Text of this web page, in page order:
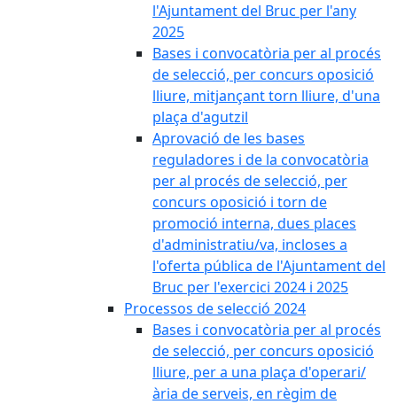
l'Ajuntament del Bruc per l'any
2025
Bases i convocatòria per al procés
de selecció, per concurs oposició
lliure, mitjançant torn lliure, d'una
plaça d'agutzil
Aprovació de les bases
reguladores i de la convocatòria
per al procés de selecció, per
concurs oposició i torn de
promoció interna, dues places
d'administratiu/va, incloses a
l'oferta pública de l'Ajuntament del
Bruc per l'exercici 2024 i 2025
Processos de selecció 2024
Bases i convocatòria per al procés
de selecció, per concurs oposició
lliure, per a una plaça d'operari/
ària de serveis, en règim de